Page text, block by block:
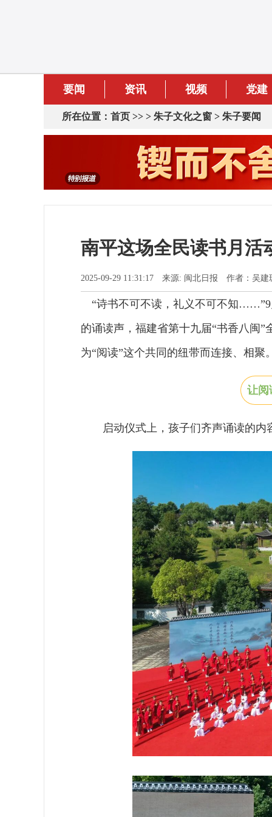
要闻 资讯 视频 党建
所在位置： 首页 >> > 朱子文化之窗 > 朱子要闻
南平这场全民读书月活
2025-09-29 11:31:17 来源: 闽北日报 作者：吴建
“诗书不可不读，礼义不可不知……”9
的诵读声，福建省第十九届“书香八闽
为“阅读”这个共同的纽带而连接、相聚
让阅
启动仪式上，孩子们齐声诵读的内